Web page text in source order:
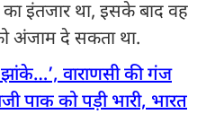
का इंतजार था, इसके बाद वह
अंजाम दे सकता था.
झांके…’, वाराणसी की गंज
पाक को पड़ी भारी, भारत